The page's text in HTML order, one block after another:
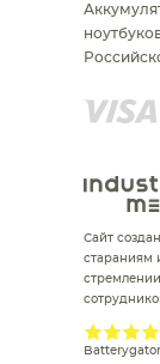
Сайт
стараниям
Batterygator